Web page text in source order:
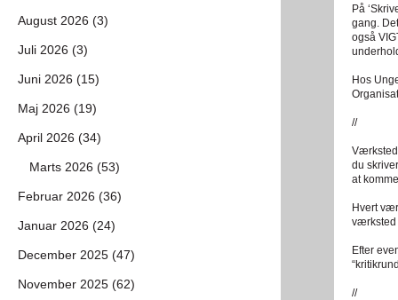
På
gang.
også
Hos
//
du
at
Hvert
værksted
Efter
//
August 2026 (3)
Juli 2026 (3)
Juni 2026 (15)
Maj 2026 (19)
April 2026 (34)
Marts 2026 (53)
Februar 2026 (36)
Januar 2026 (24)
December 2025 (47)
November 2025 (62)